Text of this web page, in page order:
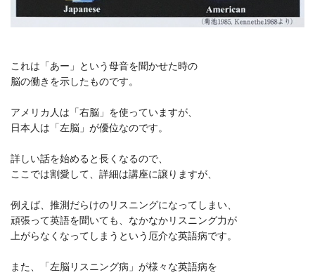
これは「あー」という母音を聞かせた時の
脳の働きを示したものです。
アメリカ人は「右脳」を使っていますが、
日本人は「左脳」が優位なのです。
詳しい話を始めると長くなるので、
ここでは割愛して、詳細は講座に譲りますが、
例えば、推測だらけのリスニングになってしまい、
頑張って英語を聞いても、なかなかリスニング力が
上がらなくなってしまうという厄介な英語病です。
また、「左脳リスニング病」が様々な英語病を